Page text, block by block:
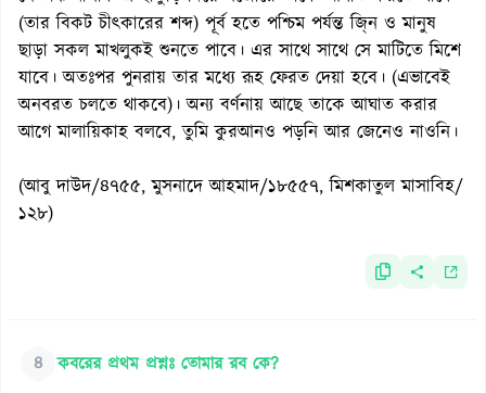
(তার বিকট চীৎকারের শব্দ) পূর্ব হতে পশ্চিম পর্যন্ত জি্ন ও মানুষ
ছাড়া সকল মাখলুকই শুনতে পাবে। এর সাথে সাথে সে মাটিতে মিশে
যাবে। অতঃপর পুনরায় তার মধ্যে রূহ ফেরত দেয়া হবে। (এভাবেই
অনবরত চলতে থাকবে)। অন্য বর্ণনায় আছে তাকে আঘাত করার
আগে মালায়িকাহ বলবে, তুমি কুরআনও পড়নি আর জেনেও নাওনি।
(আবু দাউদ/৪৭৫৫, মুসনাদে আহমাদ/১৮৫৫৭, মিশকাতুল মাসাবিহ/
১২৮)
৪ কবরের প্রথম প্রশ্নঃ তোমার রব কে?